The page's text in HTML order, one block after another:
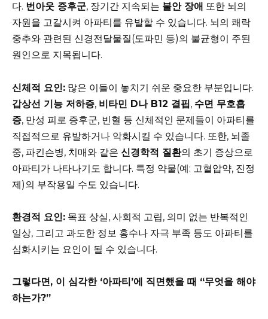
다. 번아웃 증후군, 장기간 지속되는 불안 장애 또한 뇌의
자원을 고갈시켜 아파티를 유발할 수 있습니다. 뇌의 쾌락
중추와 관련된 신경전달물질(도파민 등)의 불균형이 주된
원인으로 지목됩니다.
신체적 요인: 많은 이들이 놓치기 쉬운 중요한 부분입니다.
갑상선 기능 저하증, 비타민 D나 B12 결핍, 수면 무호흡
증, 만성 피로 증후군, 빈혈 등 신체적인 문제들이 아파티를
직접적으로 유발하거나 악화시킬 수 있습니다. 또한, 뇌졸
중, 파킨슨병, 치매와 같은 신경학적 질환의 초기 증상으로
아파티가 나타나기도 합니다. 특정 약물(예: 고혈압약, 진정
제)의 부작용일 수도 있습니다.
환경적 요인: 목표 상실, 사회적 고립, 의미 없는 반복적인
일상, 그리고 과도한 정보 홍수나 자극 부족 등도 아파티를
심화시키는 요인이 될 수 있습니다.
그렇다면, 이 심각한 ‘아파티’에 직면했을 때 “무엇을 해야
하는가?”